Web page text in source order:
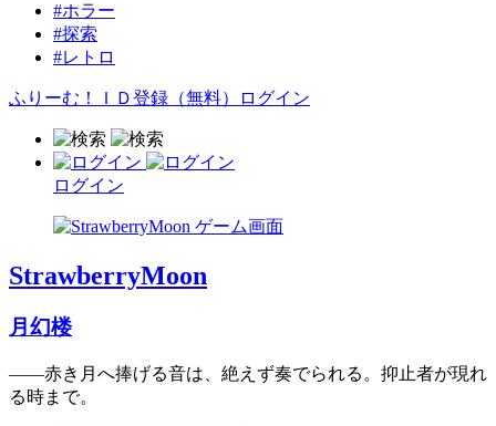
#ホラー
#探索
#レトロ
ふりーむ！ＩＤ登録（無料） ログイン
ログイン
StrawberryMoon
月幻楼
――赤き月へ捧げる音は、絶えず奏でられる。抑止者が現れ
る時まで。